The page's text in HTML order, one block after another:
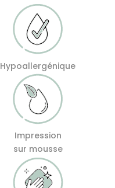
Hypoallergénique
Impression
sur mousse